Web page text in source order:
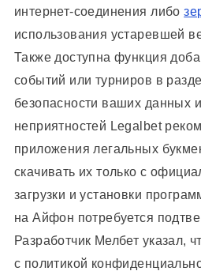
интернет-соединения либо
использования устаревшей
Также доступна функция
событий или турниров в
безопасности ваших данных
неприятностей Legalbet
приложения легальных
скачивать их только с
загрузки и установки
на Айфон потребуется
Разработчик Мелбет указал,
с политикой